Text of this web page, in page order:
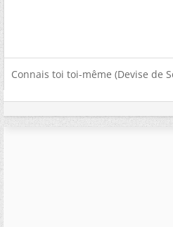
Connais toi toi-même (Devise de